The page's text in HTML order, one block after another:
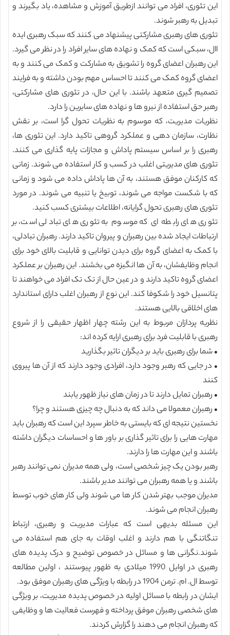
این تئوری، افراد می توانند ازطریق آموزش و مشاهده، یاد بگیرند و
تبدیل به رهبر شوند.
تئوری های رهبری مشارکتی پیشنهاد می کنند که سبک رهبری ایده
اال، سبکی است که کمک و نهاده های سایر افراد را در نظر می گیرد.
این رهبران اعضای گروه را تشویق به مشارکت و کمک می کنند و به
اعضای گروه کمک می کنند تا احساس مهم بودن داشته و به فرایند
تصمیم گیری متعهد باشند. با این حال، در تئوری های مشارکتی،
رهبر حق استفاده از نیرو ها و نهاده های سایرین را دارد.
نظریات مدیریت، که موسوم به نظریات تحول گرا است، بر نقش
نظارت، سازمان دهی و عملکرد گروهی تاکید دارد. این تئوری ها،
رهبری را بر اساس سیستم پاداش و مجازات پایه گذاری می کنند.
تئوری های مدیریتی اغلب در کسب و کار استفاده می شوند. زمانی
که کارکنان موفق هستند، به آن ها پاداش داده می شود و زمانی
که با شکست مواجه می شوند، توبیخ یا تنبیه می شوند. در مورد
تئوری های رهبری تحول گرایانه، اطلاعات بیشتری کسب کنید.
تئوری های رابطه ای که موسوم به تئوری های تبادلی است، بر
ارتباطات ایجاد شده بین رهبران و پیروان تاکید دارند. رهبران تبادلی،
با کمک به اعضای گروه برای دیدن توانایی و قابلیت بالای خود برای
انجام وظایفشان، به آن ها انگیزه می بخشند. این رهبران بر عملکرد
اعضای گروه تاکید دارند و در عین حال از تک تک افراد می خواهند تا
پتانسیل خود را شکوفا کند. این نوع از رهبران اغلب دارای استاندارد
های اخلاقی بالایی هستند.
نظریه پردازان مربوط به این رشته چهار اظهار حقیقی را از شروع
رهبری با قابلیت فرد برای رهبری ارایه کرده اند:
• شما برای رهبری باید بر دیگران تاثیر بگذارید
• در جایی که رهبر وجود دارد، افرادی وجود دارند که از آن ها پیروی
کنند
• رهبران تمایل دارند تا در زمان های نیاز ظهور یابند
• رهبران معمولا می داند که به دنبال چه چیزی هستند و چرا؟
نخستین نتیجه ای که بایستی به خاطر سپرد این است که رهبران باید
مهارت هایی را برای تاثیر گذاری بر باور ها و احساسات دیگران داشته
باشند و این مهارت ها را دارند.
رهبر بودن یک چیز شخصی است، ولی همه مدیران نمی توانند رهبر
باشند و یا همه رهبران می توانند مدیر باشند.
مدیران موجب بهتر شدن کار ها می شوند ولی کار های خوب توسط
رهبران انجام می شوند.
این مسئله بدیهی است که عبارات مدیریت و رهبری، ارتباط
تنگاتنگی با هم دارند و اغلب اوقات به جای هم استفاده می
شوند.نگرانی ها و مسائل در خصوص توضیح و درک پدیده های
رهبری در اوایل 1990 میلادی به ظهور پیوستند ، اولین مطالعه
توسط ال. ام. ترمن 1904 در رابطه با ویژگی های رهبران موفق بود.
ایشان در رابطه با مسائل اولیه در خصوص پدیده مدیریت، بر ویژگی
های شخصی رهبران موفق پرداخته و فهرست فعالیت ها و وظایفی
که رهبران انجام می دهند را گزارش کردند.